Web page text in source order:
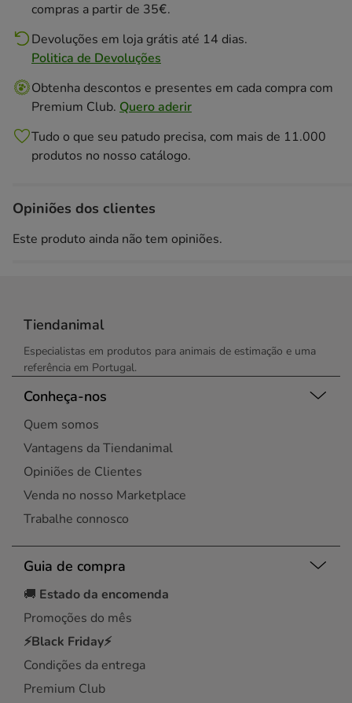
compras a partir de 35€.
Devoluções em loja grátis até 14 dias.
Politica de Devoluções
Obtenha descontos e presentes em cada compra com
Premium Club. Quero aderir
Tudo o que seu patudo precisa, com mais de 11.000
produtos no nosso catálogo.
Opiniões dos clientes
Este produto ainda não tem opiniões.
Tiendanimal
Especialistas em produtos para animais de estimação e uma
referência em Portugal.
Conheça-nos
Quem somos
Vantagens da Tiendanimal
Opiniões de Clientes
Venda no nosso Marketplace
Trabalhe connosco
Guia de compra
🚚 Estado da encomenda
Promoções do mês
⚡Black Friday⚡
Condições da entrega
Premium Club